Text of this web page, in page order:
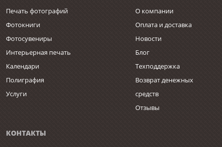
Печать фотографий
Фотокниги
Фотосувениры
Интерьерная печать
Календари
Полиграфия
Услуги
О компании
Оплата и доставка
Новости
Блог
Техподдержка
Возврат денежных
средств
Отзывы
КОНТАКТЫ